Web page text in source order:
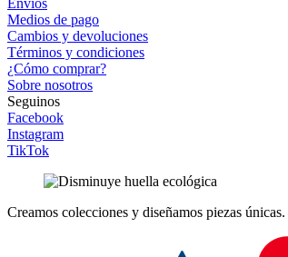
Medios de pago
Cambios y devoluciones
Términos y condiciones
¿Cómo comprar?
Sobre nosotros
Seguinos
Facebook
Instagram
TikTok
Creamos colecciones y diseñamos piezas únicas.